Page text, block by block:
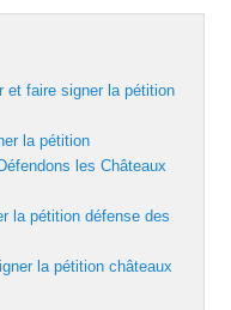
et faire signer la pétition
la pétition
les Châteaux
la pétition défense des
la pétition châteaux